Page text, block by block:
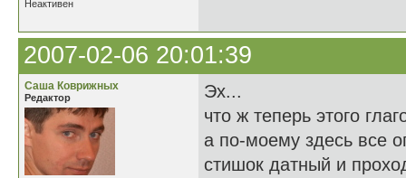
Неактивен
2007-02-06 20:01:39
Саша Коврижных
Редактор
Эх...
что ж теперь этого
а по-моему здесь все
стишок датный и